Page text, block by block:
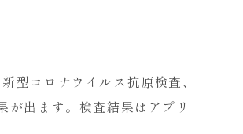
型コロナウイルス抗原検査、
出ます。検査結果はアプリ